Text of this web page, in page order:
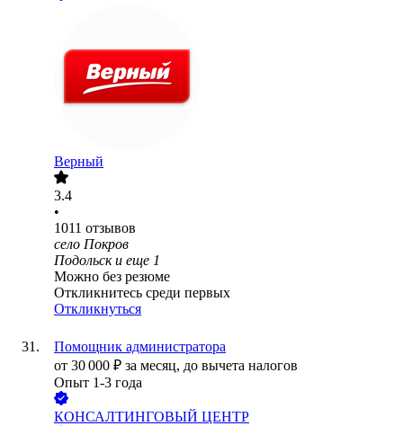
Верный
3.4
•
1011 отзывов
село Покров
Подольск и еще 1
Можно без резюме
Откликнитесь среди первых
Откликнуться
Помощник администратора
от 30 000 ₽ за месяц, до вычета налогов
Опыт 1-3 года
КОНСАЛТИНГОВЫЙ ЦЕНТР